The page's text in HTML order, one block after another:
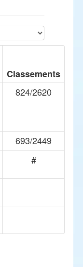
Classements
824/2620
693/2449
#